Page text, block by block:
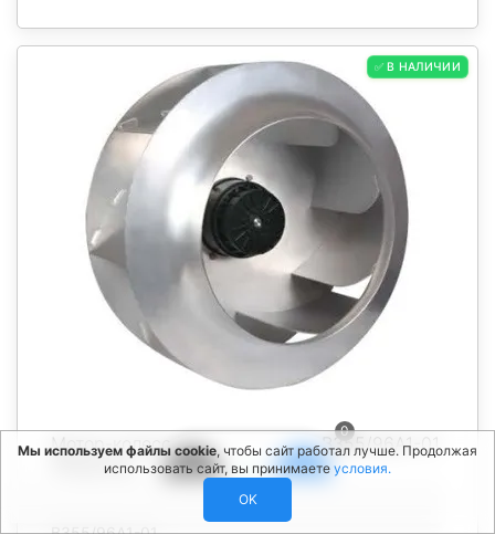
0
✅ В НАЛИЧИИ
Мотор-колесо EC102/50E3G01-B355/96A1-01
Weiguang
Артикул: Мотор-колесо EC102/50E3G01-
Мы используем файлы cookie, чтобы сайт работал лучше. Продолжая
использовать сайт, вы принимаете условия.
OK